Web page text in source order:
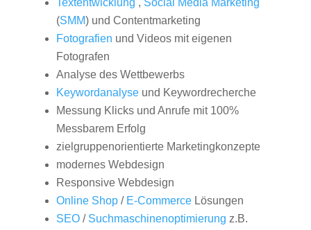
Textentwicklung , Social Media Marketing
(SMM) und Contentmarketing
Fotografien und Videos mit eigenen
Fotografen
Analyse des Wettbewerbs
Keywordanalyseund Keywordrecherche
Messung Klicks und Anrufe mit 100%
Messbarem Erfolg
zielgruppenorientierte Marketingkonzepte
modernes Webdesign
Responsive Webdesign
Online Shop/ E-CommerceLösungen
SEO/ Suchmaschinenoptimierung z.B.